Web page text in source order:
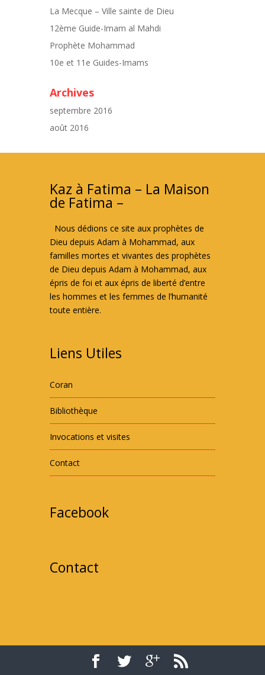
La Mecque – Ville sainte de Dieu
12ème Guide-Imam al Mahdi
Prophète Mohammad
10e et 11e Guides-Imams
Archives
septembre 2016
août 2016
Kaz à Fatima – La Maison
de Fatima –
Nous dédions ce site aux prophètes de
Dieu depuis Adam à Mohammad, aux
familles mortes et vivantes des prophètes
de Dieu depuis Adam à Mohammad, aux
épris de foi et aux épris de liberté d’entre
les hommes et les femmes de l’humanité
toute entière.
Liens Utiles
Coran
Bibliothèque
Invocations et visites
Contact
Facebook
Contact